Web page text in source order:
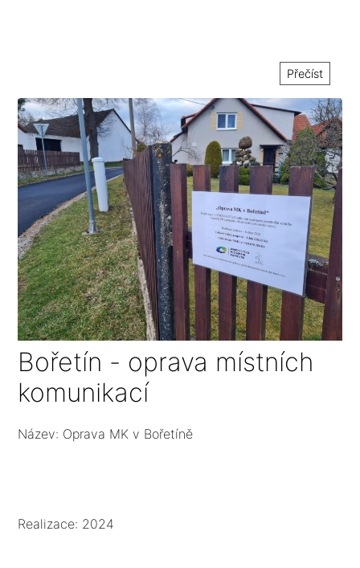
Přečíst
Bořetín - oprava místních
komunikací
Název: Oprava MK v Bořetíně
Realizace: 2024